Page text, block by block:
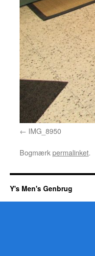
IMG_8950
Bogmærkpermalinket.
Y's Men's Genbrug